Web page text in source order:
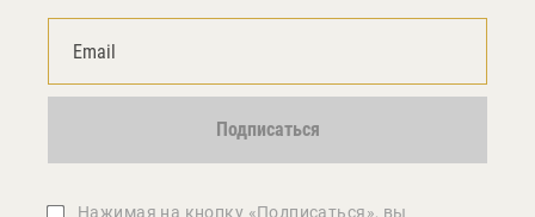
Подписаться
Нажимая на кнопку «Подписаться», вы